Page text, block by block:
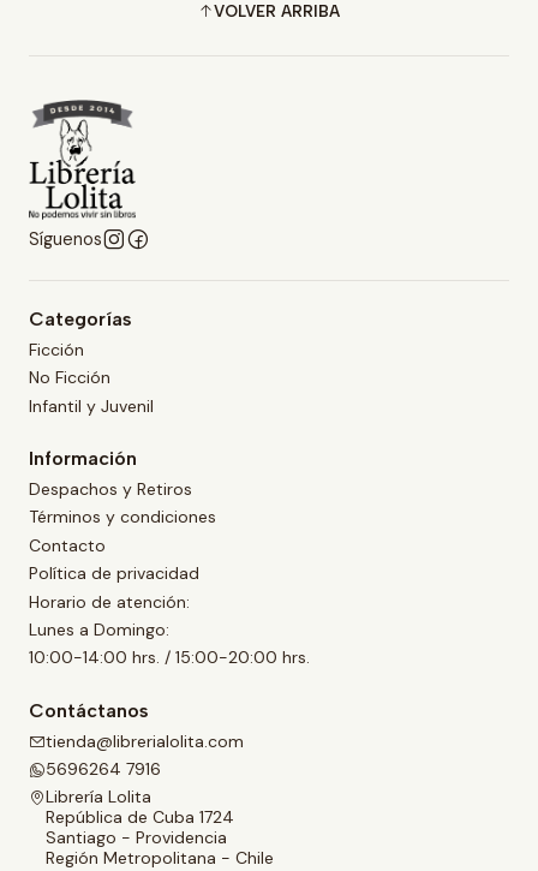
VOLVER ARRIBA
Síguenos
Categorías
Ficción
No Ficción
Infantil y Juvenil
Información
Despachos y Retiros
Términos y condiciones
Contacto
Política de privacidad
Horario de atención:
Lunes a Domingo:
10:00-14:00 hrs. / 15:00-20:00 hrs.
Contáctanos
tienda@librerialolita.com
5696264 7916
Librería Lolita
República de Cuba 1724
Santiago - Providencia
Región Metropolitana - Chile